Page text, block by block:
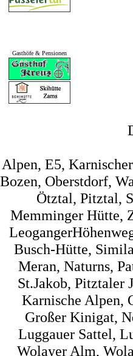
Gasthöfe & Pensionen
Alpen, E5,
Bozen, Oberstdorf,
Ötztal, Pitztal,
Memminger Hütte,
Busch-Hütte,
Meran, Naturns,
St.Jakob, Pitztaler
Karnische Alpen,
Großer Kinigat,
Luggauer Sattel,
Wolayer Alm,